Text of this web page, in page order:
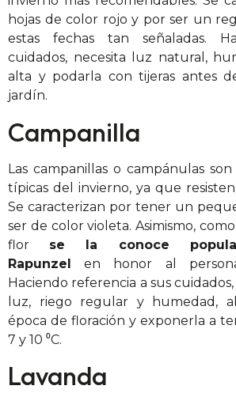
hojas de color rojo y por ser un
estas fechas tan señaladas.
cuidados, necesita luz natural,
alta y podarla con tijeras antes
jardín.
Campanilla
Las campanillas o campánulas
típicas del invierno, ya que
Se caracterizan por tener un
ser de color violeta. Asimismo,
flor se la conoce
Rapunzel en honor al
Haciendo referencia a sus
luz, riego regular y humedad,
época de floración y exponerla a
7 y 10 ⁰C.
Lavanda